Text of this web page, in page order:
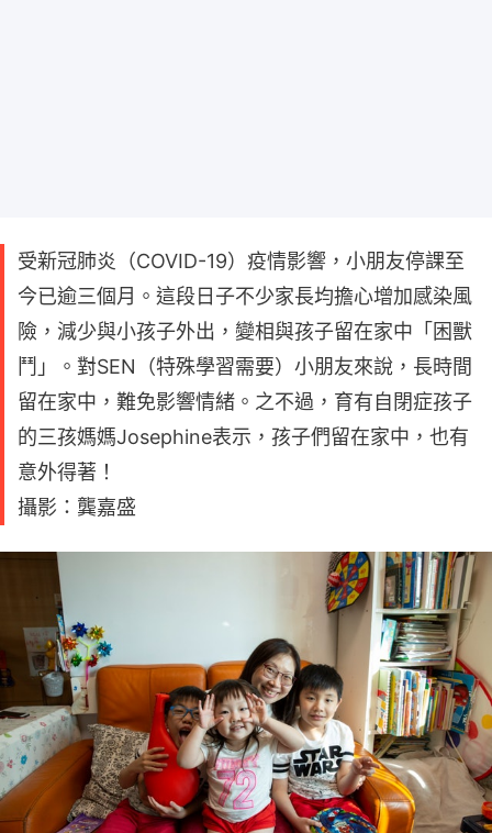
受新冠肺炎（COVID-19）疫情影響，小朋友停課至
今已逾三個月。這段日子不少家長均擔心增加感染風
險，減少與小孩子外出，變相與孩子留在家中「困獸
鬥」。對SEN（特殊學習需要）小朋友來說，長時間
留在家中，難免影響情緒。之不過，育有自閉症孩子
的三孩媽媽Josephine表示，孩子們留在家中，也有
意外得著！
攝影：龔嘉盛